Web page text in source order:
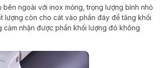
ngoài với inox mỏng, trọng lượng bình nhỏ
lượng còn cho cát vào phần đáy để tăng khối
cảm nhận được phần khối lượng đó không